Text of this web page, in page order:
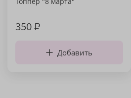
350₽
Добавить